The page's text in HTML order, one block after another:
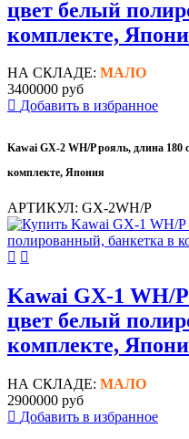
цвет белый
комплекте,
НА СКЛАДЕ: МАЛО
3400000 руб
Добавить в избранное
Kawai GX-2 WH/P рояль, длина 180
комплекте, Япония
АРТИКУЛ: GX-2WH/P
Kawai GX-1 WH/
цвет белый
комплекте,
НА СКЛАДЕ: МАЛО
2900000 руб
Добавить в избранное